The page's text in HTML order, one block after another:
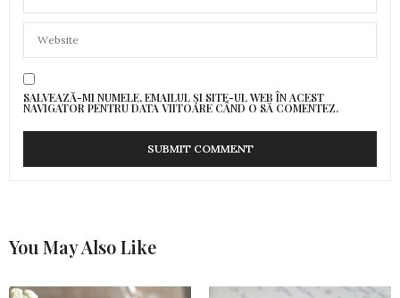
SALVEAZĂ-MI NUMELE, EMAILUL ȘI SITE-UL WEB ÎN ACEST
NAVIGATOR PENTRU DATA VIITOARE CÂND O SĂ COMENTEZ.
You May Also Like